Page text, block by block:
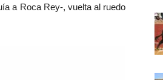
a Roca Rey-, vuelta al ruedo